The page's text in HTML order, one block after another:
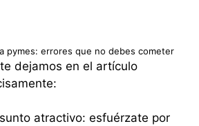
pymes: errores que no debes cometer
dejamos en el artículo
atractivo: esfuérzate por